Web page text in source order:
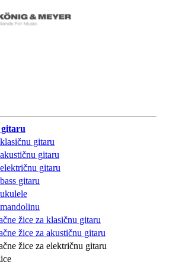
gitaru
gitaru
gitaru
gitaru
gitaru
žice za klasičnu gitaru
žice za akustičnu gitaru
žice za električnu gitaru